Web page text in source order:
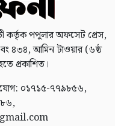
কর্তৃক পপুলার অফসেট প্রেস,
৪৩৪, আমিন টাওয়ার (৬ষ্ঠ
প্রকাশিত।
০১৭১৫-৭৭৯৮৫৬,